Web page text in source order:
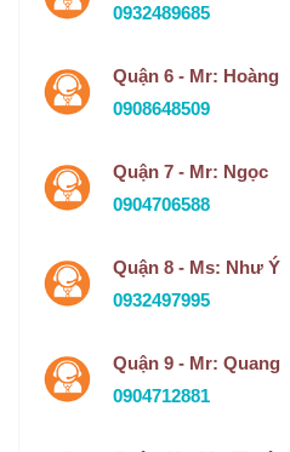
0932489685
Quận 6 - Mr: Hoàng
0908648509
Quận 7 - Mr: Ngọc
0904706588
Quận 8 - Ms: Như Ý
0932497995
Quận 9 - Mr: Quang
0904712881